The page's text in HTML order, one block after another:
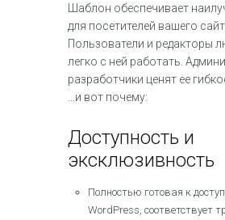
Шаблон обеспечивает
для посетителей вашего
Пользователи и редакторы
легко с ней работать.
разработчики ценят ее
…и вот почему:
Доступность и
эксклюзивность
Полностью готовая к
WordPress, соответствует